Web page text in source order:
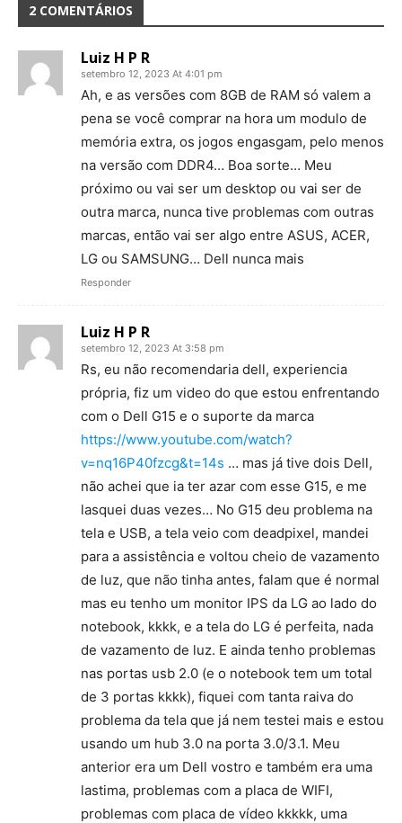
2 COMENTÁRIOS
Luiz H P R
setembro 12, 2023 At 4:01 pm
Ah, e as versões com 8GB de RAM só valem a
pena se você comprar na hora um modulo de
memória extra, os jogos engasgam, pelo menos
na versão com DDR4… Boa sorte… Meu
próximo ou vai ser um desktop ou vai ser de
outra marca, nunca tive problemas com outras
marcas, então vai ser algo entre ASUS, ACER,
LG ou SAMSUNG… Dell nunca mais
Responder
Luiz H P R
setembro 12, 2023 At 3:58 pm
Rs, eu não recomendaria dell, experiencia
própria, fiz um video do que estou enfrentando
com o Dell G15 e o suporte da marca
https://www.youtube.com/watch?
v=nq16P40fzcg&t=14s … mas já tive dois Dell,
não achei que ia ter azar com esse G15, e me
lasquei duas vezes… No G15 deu problema na
tela e USB, a tela veio com deadpixel, mandei
para a assistência e voltou cheio de vazamento
de luz, que não tinha antes, falam que é normal
mas eu tenho um monitor IPS da LG ao lado do
notebook, kkkk, e a tela do LG é perfeita, nada
de vazamento de luz. E ainda tenho problemas
nas portas usb 2.0 (e o notebook tem um total
de 3 portas kkkk), fiquei com tanta raiva do
problema da tela que já nem testei mais e estou
usando um hub 3.0 na porta 3.0/3.1. Meu
anterior era um Dell vostro e também era uma
lastima, problemas com a placa de WIFI,
problemas com placa de vídeo kkkkk, uma